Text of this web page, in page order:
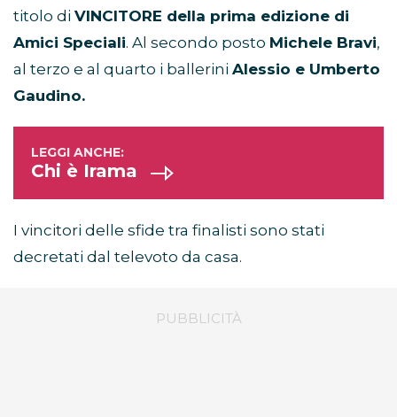
titolo di VINCITORE della prima edizione di
Amici Speciali. Al secondo posto Michele Bravi,
al terzo e al quarto i ballerini Alessio e Umberto
Gaudino.
Chi è Irama
I vincitori delle sfide tra finalisti sono stati
decretati dal televoto da casa.